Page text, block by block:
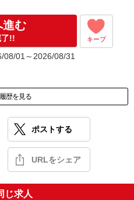
進む
了!! キープ
08/01～2026/08/31
歴を見る
ポストする
URLをシェア
じ求人